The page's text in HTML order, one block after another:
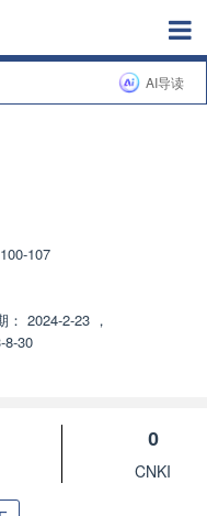
AI导读
107
： 2024-2-23 ，
8-30
0
CNKI